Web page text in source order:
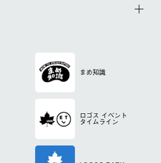
まめ知識
ロゴス イベント
タイムライン